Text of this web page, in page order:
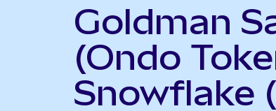
Goldman
(Ondo
Snowflake